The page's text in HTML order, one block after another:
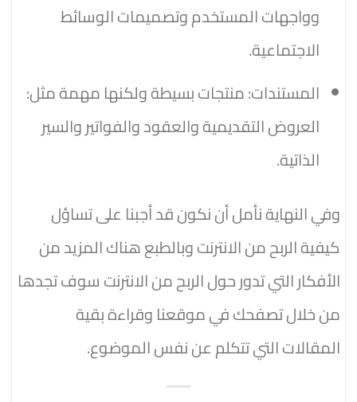
وواجهات المستخدم وتصميمات الوسائط
الاجتماعية.
المستندات: منتجات بسيطة ولكنها مهمة مثل:
العروض التقديمية والعقود والفواتير والسير
الذاتية.
وفي النهاية نأمل أن نكون قد أجبنا على تساؤل
كيفية الربح من الانترنت وبالطبع هناك المزيد من
الأفكار التي تدور حول الربح من الانترنت سوف تجدها
من خلال تصفحك في موقعنا وقراءة بقية
المقالات التي تتكلم عن نفس الموضوع.